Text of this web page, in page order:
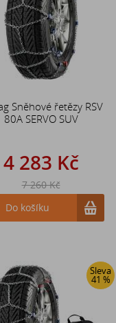
Sněhové řetězy RSV
80A SERVO SUV
4 283 Kč
7 260 Kč
Do košíku
Sleva
41 %